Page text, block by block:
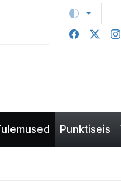
Punktiseis